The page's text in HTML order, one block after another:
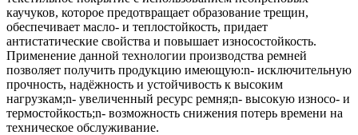
каучуков, которое предотвращает образование трещин,
обеспечивает масло- и теплостойкость, придает
антистатические свойства и повышает износостойкость.
Применение данной технологии производства ремней
позволяет получить продукцию имеющую:n- исключительную
прочность, надёжность и устойчивость к высоким
нагрузкам;n- увеличенный ресурс ремня;n- высокую износо- и
термостойкость;n- возможность снижения потерь времени на
техническое обслуживание.